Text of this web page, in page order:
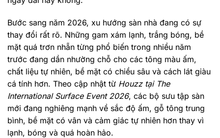
Bước sang năm 2026, xu hướng sàn nhà đang có sự
thay đổi rất rõ. Những gam xám lạnh, trắng bóng, bề
mặt quá trơn nhẵn từng phổ biến trong nhiều năm
trước đang dần nhường chỗ cho các tông màu ấm,
chất liệu tự nhiên, bề mặt có chiều sâu và cách lát giàu
cá tính hơn. Theo cập nhật từ Houzz tại The
International Surface Event 2026, các bộ sưu tập sàn
mới đang nghiêng mạnh về sắc độ ấm, gỗ tông trung
bình, bề mặt có vân và cảm giác tự nhiên hơn thay vì
lạnh, bóng và quá hoàn hảo.